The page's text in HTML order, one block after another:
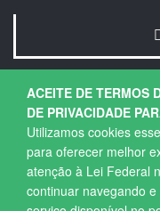
ACEITE DE TERMOS
DE PRIVACIDADE
Utilizamos cookies
para oferecer melhor
atenção à Lei Federal
continuar navegando
Copyright ©
Política de